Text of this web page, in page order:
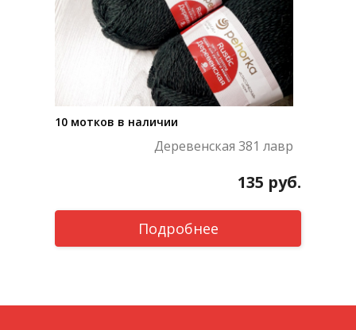
10 мотков в наличии
Деревенская 381 лавр
135 руб.
Подробнее